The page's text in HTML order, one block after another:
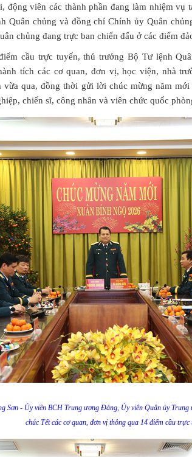
động viên các thành phần đang làm nhiệm vụ
Quân chủng và đồng chí Chính ủy Quân
chủng đang trực ban chiến đấu ở các điểm
cầu trực tuyến, thủ trưởng Bộ Tư lệnh
tích các cơ quan, đơn vị, học viện, nhà
vừa qua, đồng thời gửi lời chúc mừng năm mới
chiến sĩ, công nhân và viên chức quốc
Sơn - Ủy viên BCH Trung ương Đảng, Ủy viên Quân ủy
chúc Tết các cơ quan, đơn vị thông qua 14 điểm cầu trực